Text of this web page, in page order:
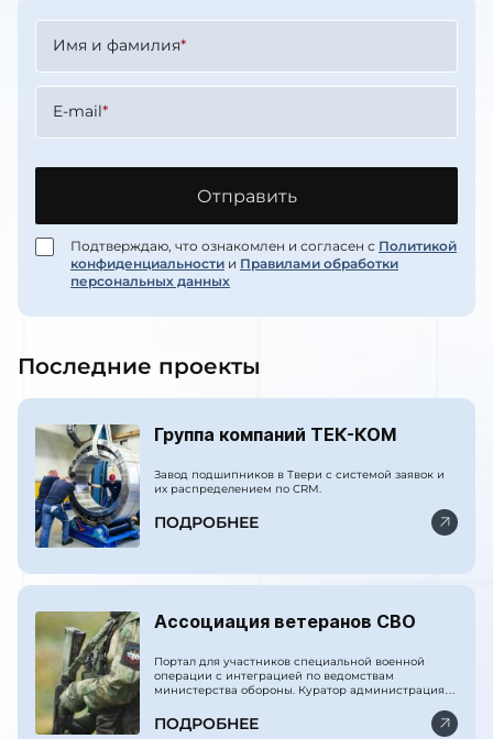
Имя и фамилия*
E-mail*
Отправить
Подтверждаю, что ознакомлен и согласен с Политикой
конфиденциальности и Правилами обработки
персональных данных
Последние проекты
Группа компаний ТЕК-КОМ
Завод подшипников в Твери с системой заявок и
их распределением по CRM.
ПОДРОБНЕЕ
Ассоциация ветеранов СВО
Портал для участников специальной военной
операции с интеграцией по ведомствам
министерства обороны. Куратор администрация
ПОДРОБНЕЕ